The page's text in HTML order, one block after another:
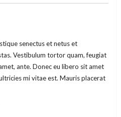
senectus et netus et
Vestibulum tortor quam, feugiat
ante. Donec eu libero sit amet
mi vitae est. Mauris placerat